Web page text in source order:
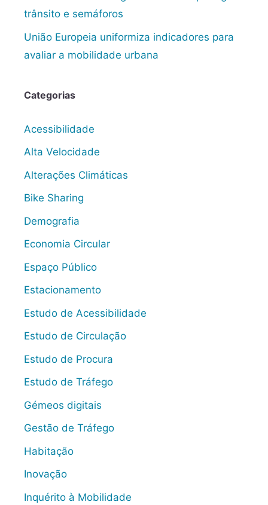
trânsito e semáforos
União Europeia uniformiza indicadores para
avaliar a mobilidade urbana
Categorias
Acessibilidade
Alta Velocidade
Alterações Climáticas
Bike Sharing
Demografia
Economia Circular
Espaço Público
Estacionamento
Estudo de Acessibilidade
Estudo de Circulação
Estudo de Procura
Estudo de Tráfego
Gémeos digitais
Gestão de Tráfego
Habitação
Inovação
Inquérito à Mobilidade